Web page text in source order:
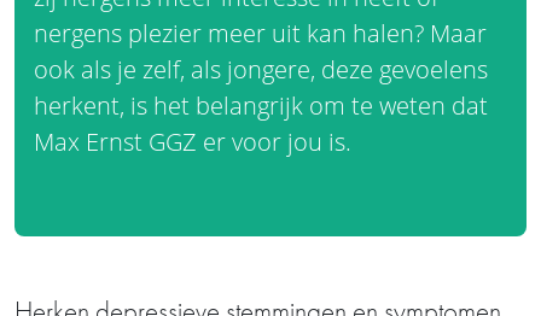
nergens plezier meer uit kan halen? Maar
ook als je zelf, als jongere, deze gevoelens
herkent, is het belangrijk om te weten dat
Max Ernst GGZ er voor jou is.